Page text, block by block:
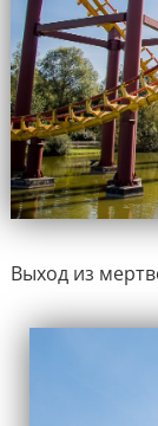
Выход из